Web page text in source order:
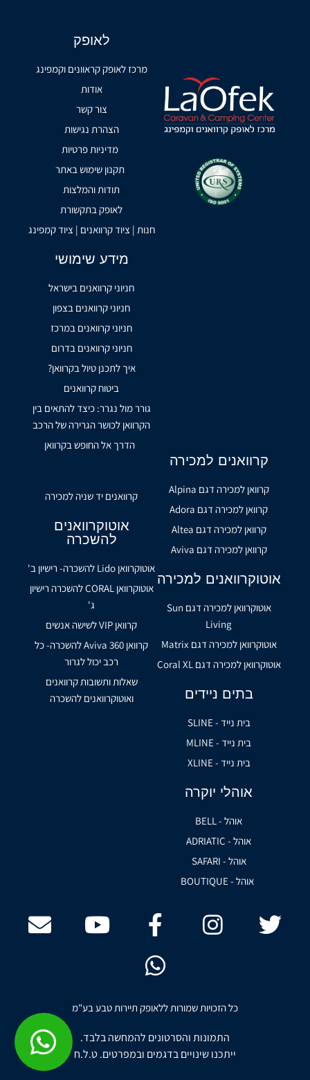
לאופק
מרכז לאופק קראוונים וקמפינג
אודות
צור קשר
הצהרת נגישות
מדיניות פרטיות
תקנון שימוש באתר
תודות והמלצות
לאופק בתקשורת
חנות | ציוד קרוואנים | ציוד קמפינג
מידע שימושי
חניוני קרוואנים בישראל
חניוני קרוואנים בצפון
חניוני קרוואנים במרכז
חניוני קרוואנים בדרום
איך לתכנן טיול בקרוואן?
ביטוח קרוואנים
גורר מול נגרר: כיצד להתאים בין
הקרוואן לכושר הגרירה של הרכב
הדרך אל החופש בקרוואן
קרוואנים למכירה
קרוואן למכירה דגם Alpina
קרוואן למכירה דגם Adora
קרוואן למכירה דגם Altea
קרוואן למכירה דגם Aviva
אוטוקרוואנים למכירה
אוטוקרוואן למכירה דגם Sun
Living
אוטוקרוואן למכירה דגם Matrix
אוטוקרוואן למכירה דגם Coral XL
בתים ניידים
בית נייד - SLINE
בית נייד - MLINE
בית נייד - XLINE
אוהלי יוקרה
אוהל - BELL
אוהל - ADRIATIC
אוהל - SAFARI
אוהל - BOUTIQUE
קרוואנים יד שניה למכירה
אוטוקרוואנים
להשכרה
אוטוקרוואן Lido להשכרה- רישיון ב'
אוטוקרוואן CORAL להשכרה רישיון
ג'
קרוואן VIP לשישה אנשים
קרוואן Aviva 360 להשכרה- כל
רכב יכול לגרור
שאלות ותשובות קרוואנים
ואוטוקרוואנים להשכרה
כל הזכויות שמורות ללאופק תיירות טבע בע"מ
התמונות והסרטונים להמחשה בלבד.
ייתכנו שינויים בדגמים ובמפרטים. ט.ל.ח